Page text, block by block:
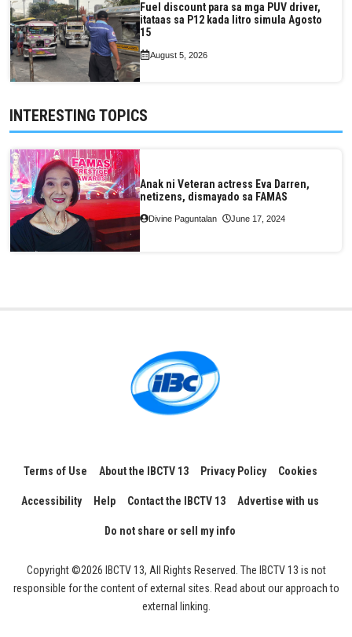
Fuel discount para sa mga PUV driver,
itataas sa P12 kada litro simula Agosto
15
August 5, 2026
INTERESTING TOPICS
Anak ni Veteran actress Eva Darren,
netizens, dismayado sa FAMAS
Divine Paguntalan June 17, 2024
Terms of Use About the IBCTV 13 Privacy Policy Cookies
Accessibility Help Contact the IBCTV 13 Advertise with us
Do not share or sell my info
Copyright ©2026 IBCTV 13, All Rights Reserved. The IBCTV 13 is not
responsible for the content of external sites. Read about our approach to
external linking.